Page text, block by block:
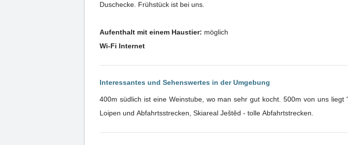
Duschecke. Frühstück ist bei uns.
Aufenthalt mit einem Haustier: möglich
Wi-Fi Internet
Interessantes und Sehenswertes in der Umgebung
400m südlich ist eine Weinstube, wo man sehr gut kocht. 500m von uns
Loipen und Abfahrtsstrecken, Skiareal Ještěd - tolle Abfahrtstrecken.